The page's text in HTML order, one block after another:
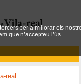
real
per a millorar els
que n’accepteu l’ús.